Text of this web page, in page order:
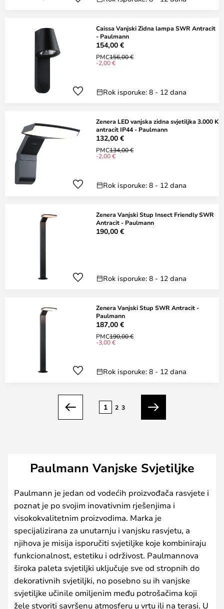
Caissa Vanjski Zidna lampa SWR Antracit
- Paulmann
154,00 €
PMC156,00 €
-2,00 €
Rok isporuke: 8 - 12 dana
Zenera LED vanjska zidna svjetiljka 3.000 K
antracit IP44 - Paulmann
132,00 €
PMC134,00 €
-2,00 €
Rok isporuke: 8 - 12 dana
Zenera Vanjski Stup Insect Friendly SWR
Antracit - Paulmann
190,00 €
Rok isporuke: 8 - 12 dana
Zenera Vanjski Stup SWR Antracit -
Paulmann
187,00 €
PMC190,00 €
-3,00 €
Rok isporuke: 8 - 12 dana
Prethodno
1 2 3
Sljedeći
Paulmann Vanjske Svjetiljke
Paulmann je jedan od vodećih proizvođača rasvjete i
poznat je po svojim inovativnim rješenjima i
visokokvalitetnim proizvodima. Marka je
specijalizirana za unutarnju i vanjsku rasvjetu, a
njihova je misija isporučiti svjetiljke koje kombiniraju
funkcionalnost, estetiku i održivost. Paulmannova
široka paleta svjetiljki uključuje sve od stropnih do
dekorativnih svjetiljki, no posebno su ih vanjske
svjetiljke učinile omiljenim među potrošačima koji
žele stvoriti savršenu atmosferu u vrtu ili na terasi. U